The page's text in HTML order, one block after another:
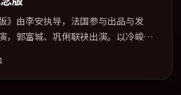
》由李安执导，法国参与出品与发
，郭富城、巩俐联袂出演。以冷峻镜
于 2017-03-08 在内地院线及主流平
中口碑稳健，适合喜欢强情节与人物